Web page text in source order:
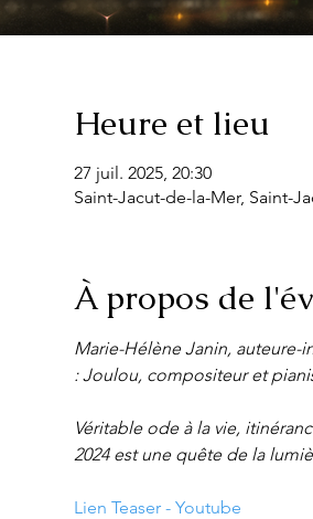
Heure et lieu
27 juil. 2025, 20:30
Saint-Jacut-de-la-Mer, Saint-
À propos de
Marie-Hélène Janin,
: Joulou, compositeur et
Véritable ode à la vie,
2024 est une quête de la
Lien Teaser - Youtube